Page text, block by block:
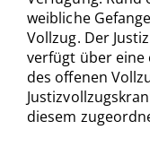
weibliche
Vollzug. Der
verfügt über
des offenen
diesem